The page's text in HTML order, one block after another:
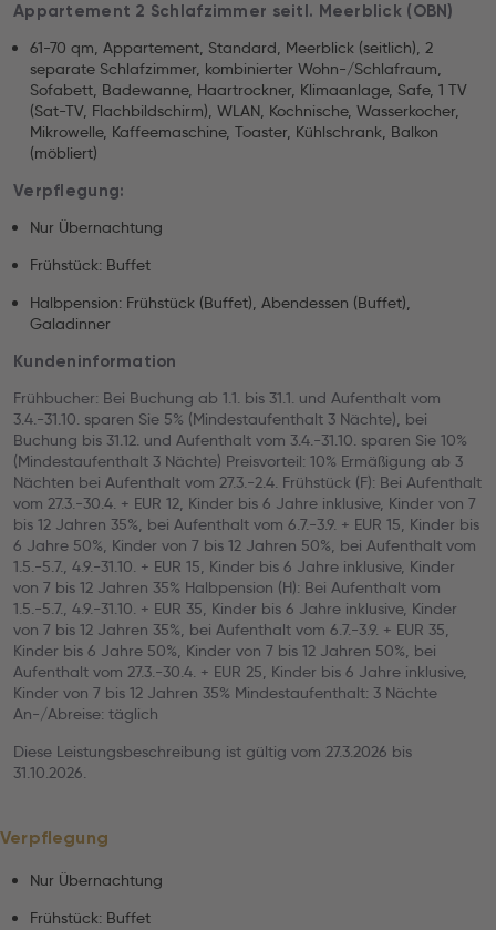
Appartement 2 Schlafzimmer seitl. Meerblick (OBN)
61-70 qm, Appartement, Standard, Meerblick (seitlich), 2
separate Schlafzimmer, kombinierter Wohn-/Schlafraum,
Sofabett, Badewanne, Haartrockner, Klimaanlage, Safe, 1 TV
(Sat-TV, Flachbildschirm), WLAN, Kochnische, Wasserkocher,
Mikrowelle, Kaffeemaschine, Toaster, Kühlschrank, Balkon
(möbliert)
Verpflegung:
Nur Übernachtung
Frühstück: Buffet
Halbpension: Frühstück (Buffet), Abendessen (Buffet),
Galadinner
Kundeninformation
Frühbucher: Bei Buchung ab 1.1. bis 31.1. und Aufenthalt vom
3.4.-31.10. sparen Sie 5% (Mindestaufenthalt 3 Nächte), bei
Buchung bis 31.12. und Aufenthalt vom 3.4.-31.10. sparen Sie 10%
(Mindestaufenthalt 3 Nächte) Preisvorteil: 10% Ermäßigung ab 3
Nächten bei Aufenthalt vom 27.3.-2.4. Frühstück (F): Bei Aufenthalt
vom 27.3.-30.4. + EUR 12, Kinder bis 6 Jahre inklusive, Kinder von 7
bis 12 Jahren 35%, bei Aufenthalt vom 6.7.-3.9. + EUR 15, Kinder bis
6 Jahre 50%, Kinder von 7 bis 12 Jahren 50%, bei Aufenthalt vom
1.5.-5.7., 4.9.-31.10. + EUR 15, Kinder bis 6 Jahre inklusive, Kinder
von 7 bis 12 Jahren 35% Halbpension (H): Bei Aufenthalt vom
1.5.-5.7., 4.9.-31.10. + EUR 35, Kinder bis 6 Jahre inklusive, Kinder
von 7 bis 12 Jahren 35%, bei Aufenthalt vom 6.7.-3.9. + EUR 35,
Kinder bis 6 Jahre 50%, Kinder von 7 bis 12 Jahren 50%, bei
Aufenthalt vom 27.3.-30.4. + EUR 25, Kinder bis 6 Jahre inklusive,
Kinder von 7 bis 12 Jahren 35% Mindestaufenthalt: 3 Nächte
An-/Abreise: täglich
Diese Leistungsbeschreibung ist gültig vom 27.3.2026 bis
31.10.2026.
Verpflegung
Nur Übernachtung
Frühstück: Buffet